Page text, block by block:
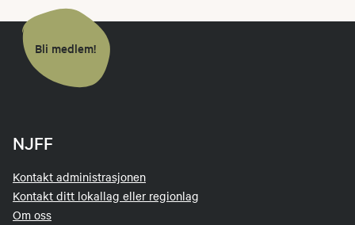
Bli medlem!
NJFF
Kontakt administrasjonen
Kontakt ditt lokallag eller regionlag
Om oss